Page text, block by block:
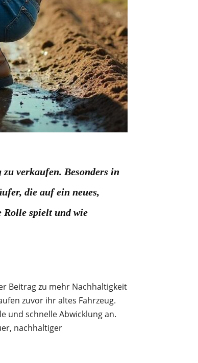
verkaufen. Besonders in
die auf ein neues,
Rolle spielt und wie
Beitrag zu mehr Nachhaltigkeit
zuvor ihr altes Fahrzeug.
und schnelle Abwicklung an.
nachhaltiger